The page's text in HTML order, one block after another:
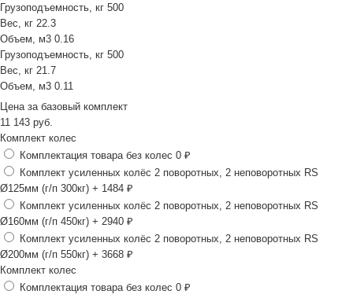
Грузоподъемность, кг 500
Вес, кг 22.3
Объем, м3 0.16
Грузоподъемность, кг 500
Вес, кг 21.7
Объем, м3 0.11
Цена за базовый комплект
11 143 руб.
Комплект колес
Комплектация товара без колес 0 ₽
Комплект усиленных колёс 2 поворотных, 2 неповоротных RS
Ø125мм (г/п 300кг) + 1484 ₽
Комплект усиленных колёс 2 поворотных, 2 неповоротных RS
Ø160мм (г/п 450кг) + 2940 ₽
Комплект усиленных колёс 2 поворотных, 2 неповоротных RS
Ø200мм (г/п 550кг) + 3668 ₽
Комплект колес
Комплектация товара без колес 0 ₽